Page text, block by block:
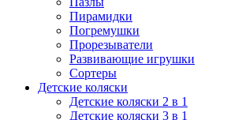
Пирамидки
Погремушки
Прорезыватели
Развивающие игрушки
Сортеры
Детские коляски
Детские коляски 2 в 1
Детские коляски 3 в 1